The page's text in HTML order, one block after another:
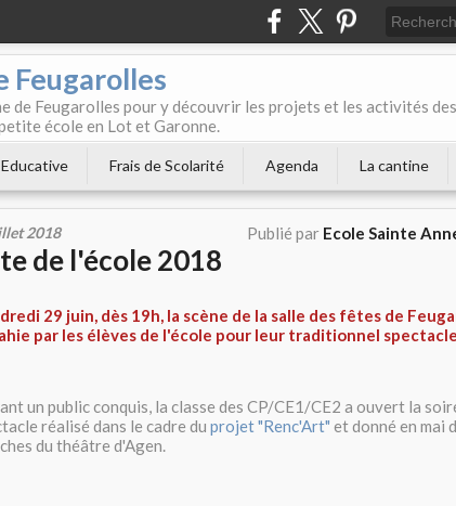
Feugarolles
de Feugarolles pour y découvrir les projets et les activités des
école en Lot et Garonne.
Frais de Scolarité Agenda La cantine
2018 Publié par Ecole Sainte
de l'école 2018
29 juin, dès 19h, la scène de la salle des fêtes de
par les élèves de l'école pour leur traditionnel
un public conquis, la classe des CP/CE1/CE2 a ouvert la
réalisé dans le cadre du projet "Renc'Art" et donné en mai
du théâtre d'Agen.